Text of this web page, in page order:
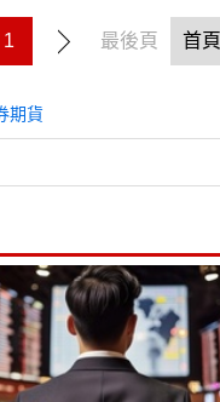
1 最後頁 首頁
期貨